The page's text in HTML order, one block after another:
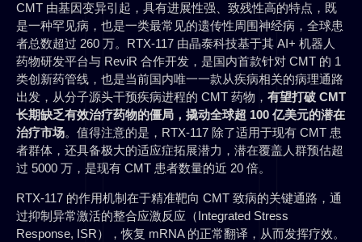
CMT 由基因变异引起，具有进展性强、致残性高的特点，既
是一种罕见病，也是一类最常见的遗传性周围神经病，全球患
者总数超过 260 万。RTX-117 由晶泰科技基于其 AI+ 机器人
药物研发平台与 ReviR 合作开发，是国内首款针对 CMT 的 1
类创新药管线，也是当前国内唯一一款从疾病相关的病理通路
出发，从分子源头干预疾病进程的 CMT 药物， 有望打破 CMT
长期缺乏有效治疗药物的僵局，撬动全球超 100 亿美元的潜在
治疗市场。值得注意的是，RTX-117 除了适用于现有 CMT 患
者群体，还具备极大的适应症拓展潜力，潜在覆盖人群预估超
过 5000 万，是现有 CMT 患者数量的近 20 倍。
RTX-117 的作用机制在于精准靶向 CMT 致病的关键通路，通
过抑制异常激活的整合应激反应（Integrated Stress
Response, ISR），恢复 mRNA 的正常翻译，从而发挥疗效。